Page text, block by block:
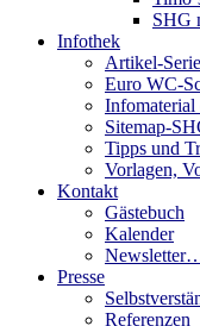
SHG
Infothek
Artikel-Serie
Euro WC-
Infomaterial
Sitemap-
Tipps und
Vorlagen,
Kontakt
Gästebuch
Kalender
Presse
Referenzen